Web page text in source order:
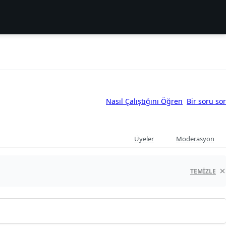
Nasıl Çalıştığını Öğren Bir soru sor
Üyeler Moderasyon
TEMIZLE